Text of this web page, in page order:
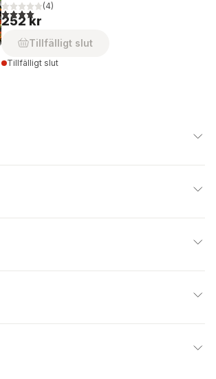
4,0utav 5 stjärnor. Totalt antal röster:
(4)
252 kr
Tillfälligt slut
Tillfälligt slut